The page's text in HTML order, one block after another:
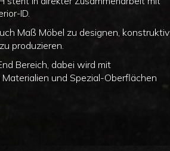
ID.
Maß Möbel zu designen, konstruktiv
produzieren.
Bereich, dabei wird mit
und Spezial-Oberflächen